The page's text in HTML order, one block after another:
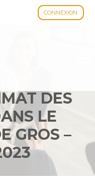
CONNEXION
DES
LE
GROS –